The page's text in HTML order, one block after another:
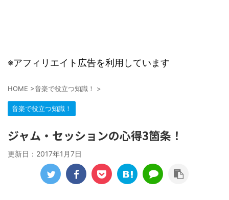
※アフィリエイト広告を利用しています
HOME >音楽で役立つ知識！ >
音楽で役立つ知識！
ジャム・セッションの心得3箇条！
更新日： 2017年1月7日